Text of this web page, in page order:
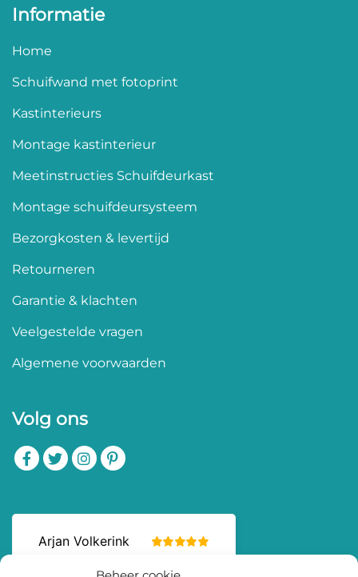
Informatie
Home
Schuifwand met fotoprint
Kastinterieurs
Montage kastinterieur
Meetinstructies Schuifdeurkast
Montage schuifdeursysteem
Bezorgkosten & levertijd
Retourneren
Garantie & klachten
Veelgestelde vragen
Algemene voorwaarden
Volg ons